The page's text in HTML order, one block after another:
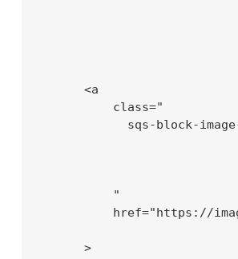
      <a
          class="
sqs-block-
          "
href="https://
      >